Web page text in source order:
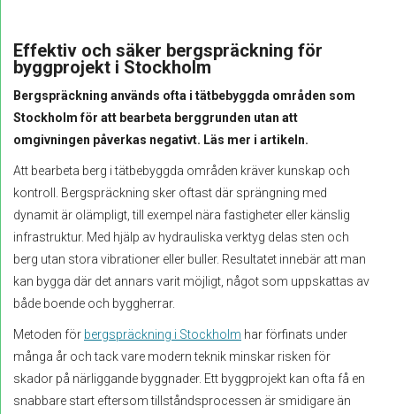
Effektiv och säker bergspräckning för
byggprojekt i Stockholm
Bergspräckning används ofta i tätbebyggda områden som
Stockholm för att bearbeta berggrunden utan att
omgivningen påverkas negativt. Läs mer i artikeln.
Att bearbeta berg i tätbebyggda områden kräver kunskap och
kontroll. Bergspräckning sker oftast där sprängning med
dynamit är olämpligt, till exempel nära fastigheter eller känslig
infrastruktur. Med hjälp av hydrauliska verktyg delas sten och
berg utan stora vibrationer eller buller. Resultatet innebär att man
kan bygga där det annars varit möjligt, något som uppskattas av
både boende och byggherrar.
Metoden för bergspräckning i Stockholm har förfinats under
många år och tack vare modern teknik minskar risken för
skador på närliggande byggnader. Ett byggprojekt kan ofta få en
snabbare start eftersom tillståndsprocessen är smidigare än